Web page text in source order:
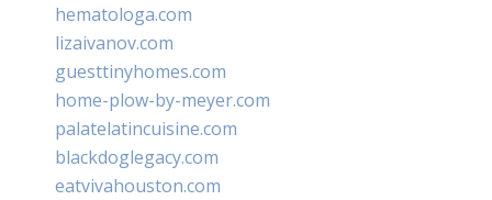
hematologa.com
lizaivanov.com
guesttinyhomes.com
home-plow-by-meyer.com
palatelatincuisine.com
blackdoglegacy.com
eatvivahouston.com